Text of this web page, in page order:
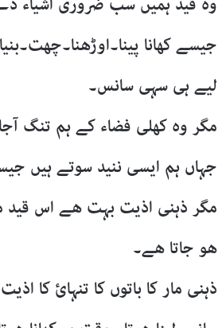
جیسے کھانا
لیے ہی سہی سانس۔
مگر وہ کھلی فضاء کے ہم تنگ
جہاں ہم ایسی ننید سوتے ہیں
مگر ذہنی اذیت بہت ھے اس قید
ھو جاتا ھے۔
ذہنی مار کا باتوں کا تنہائ کا